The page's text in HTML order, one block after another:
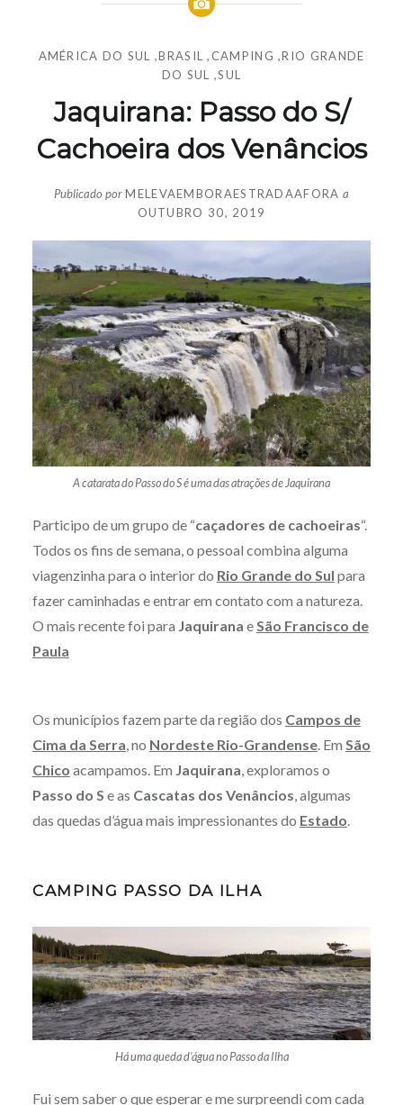
AMÉRICA DO SUL ,BRASIL , CAMPING ,RIO GRANDE
DO SUL
,SUL
Jaquirana: Passo do S/
Cachoeira dos Venâncios
Publicado porMELEVAEMBORAESTRADAAFORA a
OUTUBRO 30, 2019
A catarata do Passo do S é uma das atrações de Jaquirana
Participo de um grupo de “caçadores de cachoeiras“.
Todos os fins de semana, o pessoal combina alguma
viagenzinha para o interior do Rio Grande do Sul para
fazer caminhadas e entrar em contato com a natureza.
O mais recente foi para Jaquirana eSão Francisco de
Paula
Os municípios fazem parte da região dos Campos de
Cima da Serra, no Nordeste Rio-Grandense. Em São
Chico acampamos. Em Jaquirana, exploramos o
Passo do S e as Cascatas dos Venâncios, algumas
das quedas d’água mais impressionantes do Estado.
CAMPING PASSO DA ILHA
Há uma queda d’água no Passo da Ilha
Fui sem saber o que esperar e me surpreendi com cada